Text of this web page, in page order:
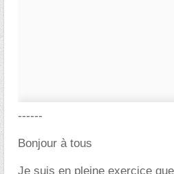
------
Bonjour à tous
Je suis en pleine exercice